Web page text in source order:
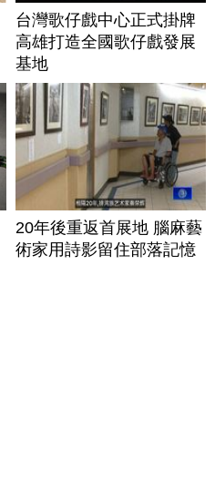
台灣歌仔戲中心正式掛牌
高雄打造全國歌仔戲發展
基地
20年後重返首展地 腦麻藝
術家用詩影留住部落記憶